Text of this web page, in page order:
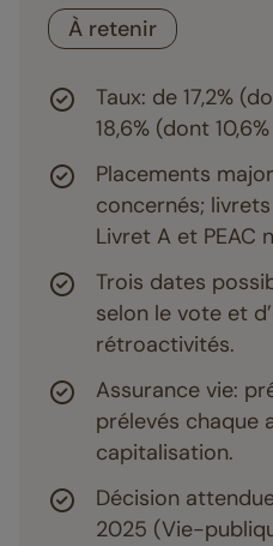
À retenir
Taux: de 17,2%
18,6% (dont
Placements
concernés; livrets
Livret A et PEAC
Trois dates
selon le vote et
rétroactivités.
Assurance vie:
prélevés chaque
capitalisation.
Décision
2025 (Vie-